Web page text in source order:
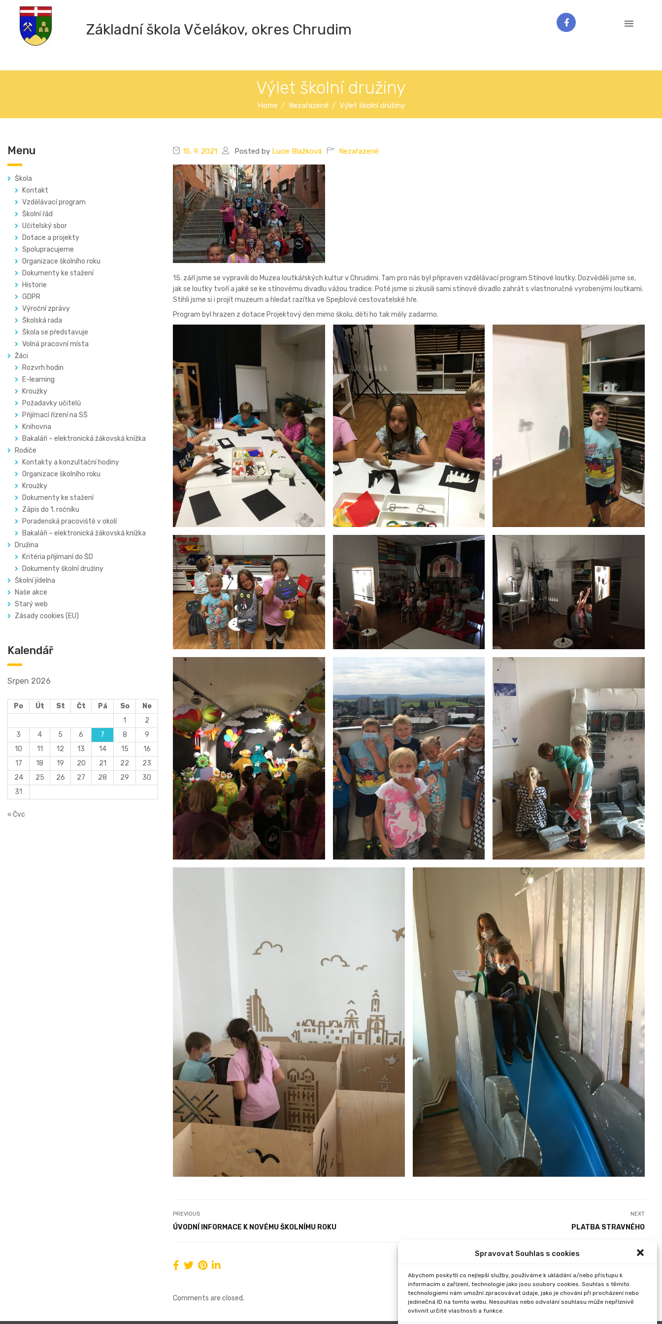
Spravovat Souhlas s cookies
Abychom poskytli co nejlepší služby, používáme k ukládání a/nebo přístupu k
informacím o zařízení, technologie jako jsou soubory cookies. Souhlas s těmito
technologiemi nám umožní zpracovávat údaje, jako je chování při procházení nebo
jedinečná ID na tomto webu. Nesouhlas nebo odvolání souhlasu může nepříznivě
ovlivnit určité vlastnosti a funkce.
Základní škola Včelákov, okres Chrudim
Výlet školní družiny
Home Nezařazené Výlet školní družiny
Menu
Škola
Kontakt
Vzdělávací program
Školní řád
Učitelský sbor
Dotace a projekty
Spolupracujeme
Organizace školního roku
Dokumenty ke stažení
Historie
GDPR
Výroční zprávy
Školská rada
Škola se představuje
Volná pracovní místa
Žáci
Rozvrh hodin
E-learning
Kroužky
Požadavky učitelů
Přijímací řízení na SŠ
Knihovna
Bakaláři – elektronická žákovská knížka
Rodiče
Kontakty a konzultační hodiny
Organizace školního roku
Kroužky
Dokumenty ke stažení
Zápis do 1. ročníku
Poradenská pracoviště v okolí
Bakaláři – elektronická žákovská knížka
Družina
Kritéria přijímaní do ŠD
Dokumenty školní družiny
Školní jídelna
Naše akce
Starý web
Zásady cookies (EU)
Kalendář
Srpen 2026
Po Út St Čt Pá So
Ne
1
2
3
4 5 6 7 8
9
10
11 12 13 14 15
16
17
18 19 20 21 22
23
24
25 26 27 28 29
30
31
« Čvc
15. 9. 2021 Posted by Lucie Blažková Nezařazené
15. září jsme se vypravili do Muzea loutkářských kultur v Chrudimi. Tam pro nás byl připraven vzdělávací program Stínové loutky. Dozvěděli jsme se,
jak se loutky tvoří a jaké se ke stínovému divadlu vážou tradice. Poté jsme si zkusili sami stínové divadlo zahrát s vlastnoručně vyrobenými loutkami.
Stihli jsme si i projít muzeum a hledat razítka ve Spejblově cestovatelské hře.
Program byl hrazen z dotace Projektový den mimo školu, děti ho tak měly zadarmo.
PREVIOUS
ÚVODNÍ INFORMACE K NOVÉMU ŠKOLNÍMU ROKU
NEXT
PLATBA STRAVNÉHO
Comments are closed.